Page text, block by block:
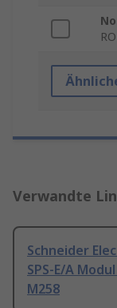
Verwandte
Schneider
SPS-E/A
M258